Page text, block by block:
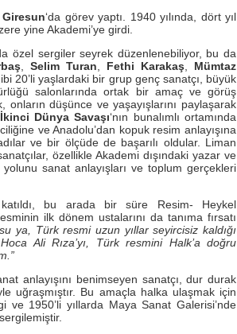
Giresun‘da görev yaptı. 1940 yılında, dört yıl
yine Akademi’ye girdi.
özel sergiler seyrek düzenlenebiliyor, bu da
,Selim Turan Fethi Karakaş
Mümtaz
20’li yaşlardaki bir grup genç sanatçı, büyük
salonlarında ortak bir amaç ve görüş
düşünce ve yaşayışlarını paylaşarak
İkinci Dünya Savaşı‘nın bunalımlı ortamında
ve Anadolu’dan kopuk resim anlayışına
ve bir ölçüde de başarılı oldular. Liman
özellikle Akademi dışındaki yazar ve
sanat anlayışları ve toplum gerçekleri
bu arada bir süre Resim- Heykel
ilk dönem ustalarını da tanıma fırsatı
ya, Türk resmi uzun yıllar seyircisiz kaldığı
Ali Rıza’yı, Türk resmini Halk’a doğru
anlayışını benimseyen sanatçı, dur durak
uğraşmıştır. Bu amaçla halka ulaşmak için
ve 1950’li yıllarda Maya Sanat Galerisi’nde